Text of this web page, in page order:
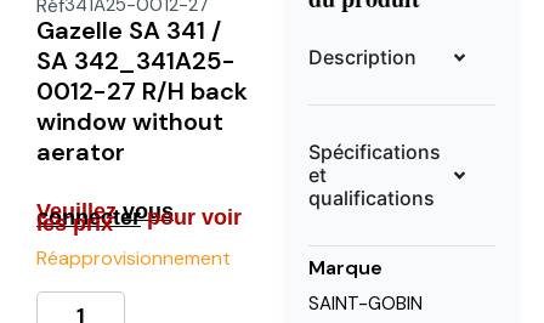
Gazelle SA 341 /
SA 342_341A25-
0012-27 R/H back
window without
aerator
Veuillezvous
connecterpour voir
les prix
Réapprovisionnement
Description
Spécifications
et
qualifications
Marque
SAINT-GOBIN